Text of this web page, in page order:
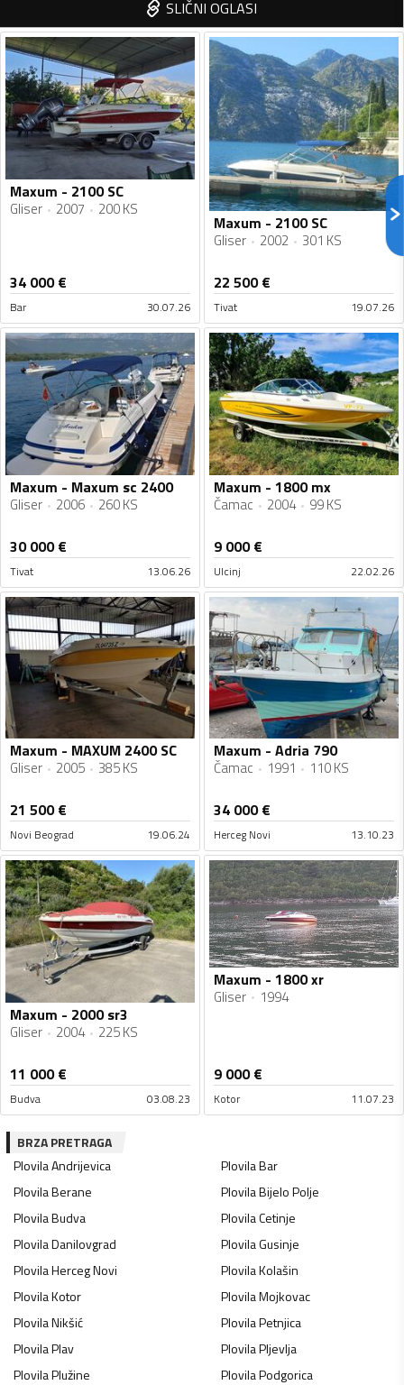
SLIČNI OGLASI
Maxum - 2100 SC
Gliser 2007 200 KS
34 000€
Bar 30.07.26
Maxum - 2100 SC
Gliser 2002 301 KS
22 500€
Tivat 19.07.26
Maxum - Maxum sc 2400
Gliser 2006 260 KS
30 000€
Tivat 13.06.26
Maxum - 1800 mx
Čamac 2004 99 KS
9 000€
Ulcinj 22.02.26
Maxum - MAXUM 2400 SC
Gliser 2005 385 KS
21 500€
Novi Beograd 19.06.24
Maxum - Adria 790
Čamac 1991 110 KS
34 000€
Herceg Novi 13.10.23
Maxum - 2000 sr3
Gliser 2004 225 KS
11 000€
Budva 03.08.23
Maxum - 1800 xr
Gliser 1994
9 000€
Kotor 11.07.23
BRZA PRETRAGA
PlovilaAndrijevica PlovilaBar
PlovilaBerane PlovilaBijelo Polje
PlovilaBudva PlovilaCetinje
PlovilaDanilovgrad PlovilaGusinje
PlovilaHerceg Novi PlovilaKolašin
PlovilaKotor PlovilaMojkovac
PlovilaNikšić PlovilaPetnjica
PlovilaPlav PlovilaPljevlja
PlovilaPlužine PlovilaPodgorica